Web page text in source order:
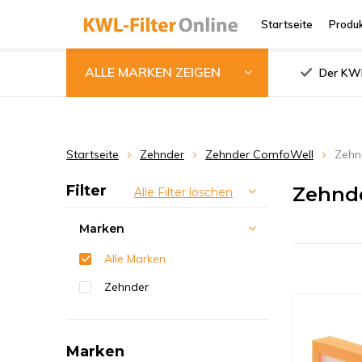
Startseite
ALLE MARKEN ZEIGEN Der
Startseite Zehnder Zehnder ComfoWell
Filter Alle Filter löschen
Marken
Alle Marken
Zehnder
Marken